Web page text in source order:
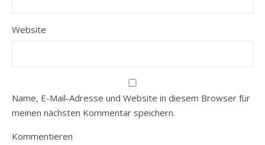
Website
Name, E-Mail-Adresse und Website in diesem Browser für
meinen nächsten Kommentar speichern.
Kommentieren